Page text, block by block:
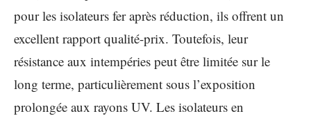
pour les isolateurs fer après réduction, ils offrent un
excellent rapport qualité-prix. Toutefois, leur
résistance aux intempéries peut être limitée sur le
long terme, particulièrement sous l’exposition
prolongée aux rayons UV. Les isolateurs en